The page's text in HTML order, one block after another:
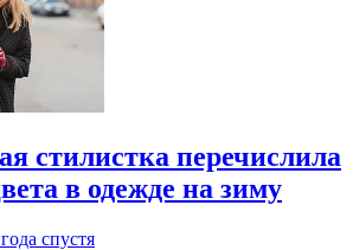
стилистка перечислила
в одежде на зиму
спустя